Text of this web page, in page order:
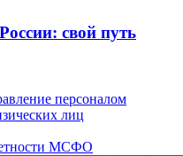
свой путь
персоналом
лиц
МСФО